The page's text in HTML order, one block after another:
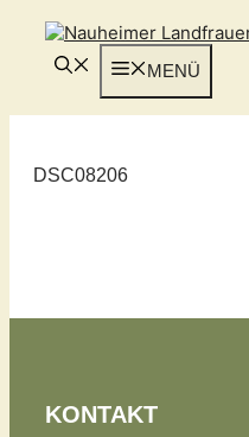
Inhalt
springen
MENÜ
DSC08206
KONTAKT